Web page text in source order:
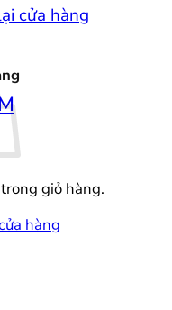
cửa hàng
giỏ hàng.
hàng